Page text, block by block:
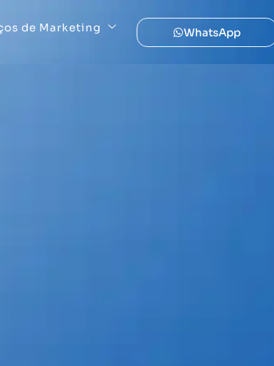
de Marketing
WhatsApp